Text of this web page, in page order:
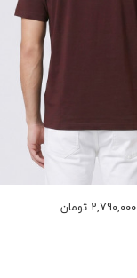
2,790,000 تومان